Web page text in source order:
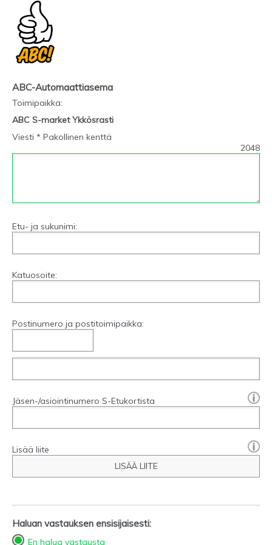
ABC-Automaattiasema
Toimipaikka:
ABC S-market Ykkösrasti
Viesti * Pakollinen kenttä
2048
Etu- ja sukunimi:
Katuosoite:
Postinumero ja postitoimipaikka:
Jäsen-/asiointinumero S-Etukortista
Lisää liite
LISÄÄ LIITE
Haluan vastauksen ensisijaisesti:
En halua vastausta